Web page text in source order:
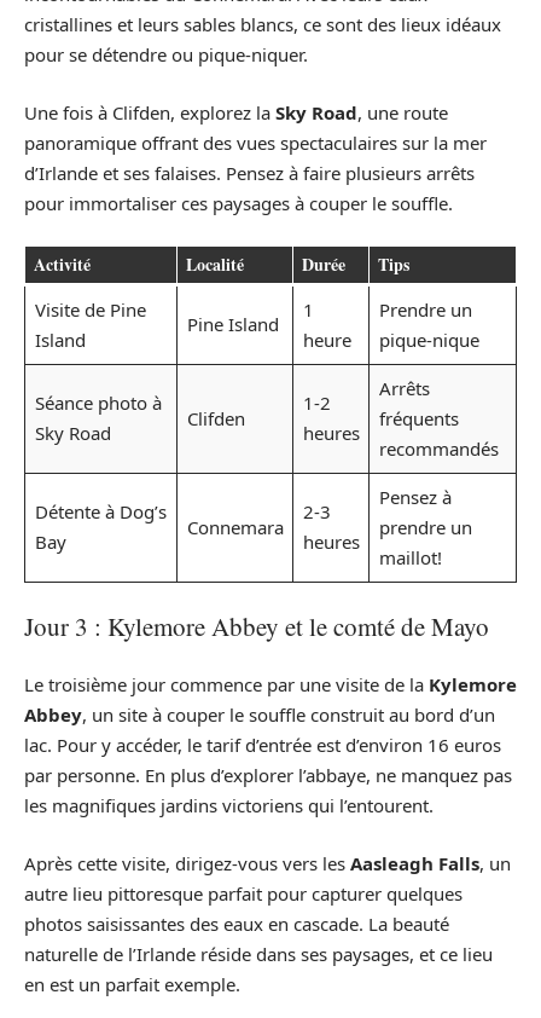
cristallines et leurs sables blancs, ce sont des lieux idéaux
pour se détendre ou pique-niquer.
Une fois à Clifden, explorez la Sky Road, une route
panoramique offrant des vues spectaculaires sur la mer
d’Irlande et ses falaises. Pensez à faire plusieurs arrêts
pour immortaliser ces paysages à couper le souffle.
Activité Localité Durée Tips
Visite de Pine
Island
Pine Island
1
heure
Prendre un
pique-nique
Séance photo à
Sky Road
Clifden
1-2
heures
Arrêts
fréquents
recommandés
Détente à Dog’s
Bay
Connemara
2-3
heures
Pensez à
prendre un
maillot!
Jour 3 : Kylemore Abbey et le comté de Mayo
Le troisième jour commence par une visite de la Kylemore
Abbey, un site à couper le souffle construit au bord d’un
lac. Pour y accéder, le tarif d’entrée est d’environ 16 euros
par personne. En plus d’explorer l’abbaye, ne manquez pas
les magnifiques jardins victoriens qui l’entourent.
Après cette visite, dirigez-vous vers les Aasleagh Falls, un
autre lieu pittoresque parfait pour capturer quelques
photos saisissantes des eaux en cascade. La beauté
naturelle de l’Irlande réside dans ses paysages, et ce lieu
en est un parfait exemple.